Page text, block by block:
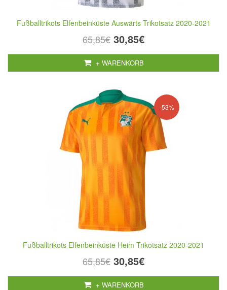
Fußballtrikots Elfenbeinküste Auswärts Trikotsatz 2020-2021
65,85€ 30,85€
+ WARENKORB
-53%
Fußballtrikots Elfenbeinküste Heim Trikotsatz 2020-2021
65,85€ 30,85€
+ WARENKORB